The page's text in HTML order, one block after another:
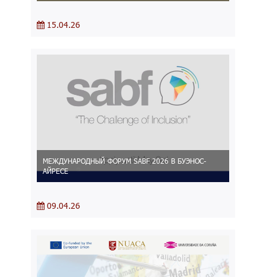
15.04.26
МЕЖДУНАРОДНЫЙ ФОРУМ SABF 2026 В БУЭНОС-
АЙРЕСЕ
09.04.26